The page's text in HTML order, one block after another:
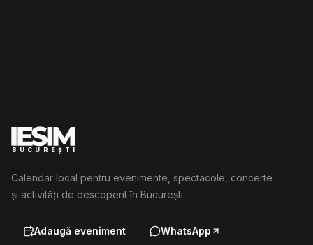
BUCUREȘTI
Calendar local pentru evenimente, spectacole, concerte
și activități de descoperit în București.
Adaugă eveniment WhatsApp